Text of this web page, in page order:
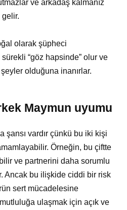
ve arkadaş kalmanız
gelir.
olarak şüpheci
“göz hapsinde” olur ve
olduğuna inanırlar.
Maymun uyumu
şansı vardır çünkü bu iki kişi
Örneğin, bu çiftte
ve partnerini daha sorumlu
Ancak bu ilişkide ciddi bir risk
sert mücadelesine
ulaşmak için açık ve